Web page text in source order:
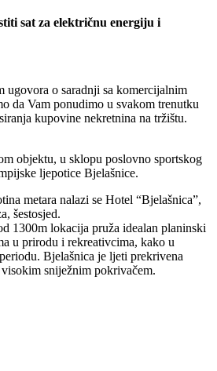
sat za električnu energiju i
ugovora o saradnji sa komercijalnim
da Vam ponudimo u svakom trenutku
kupovine nekretnina na tržištu.
objektu, u sklopu poslovno sportskog
ljepotice Bjelašnice.
metara nalazi se Hotel “Bjelašnica”,
šestosjed.
1300m lokacija pruža idealan planinski
u prirodu i rekreativcima, kako u
Bjelašnica je ljeti prekrivena
sniježnim pokrivačem.